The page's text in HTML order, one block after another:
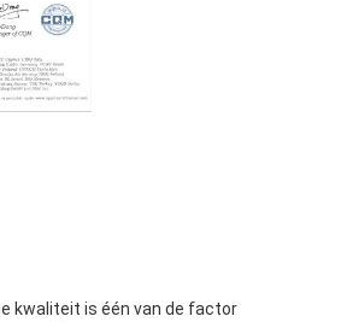
kwaliteit is één van de factor